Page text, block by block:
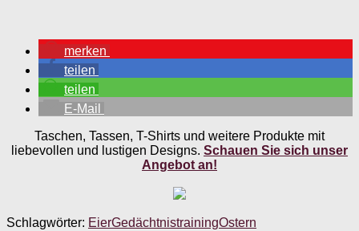
merken
teilen
teilen
E-Mail
Taschen, Tassen, T-Shirts und weitere Produkte mit
liebevollen und lustigen Designs. Schauen Sie sich unser
Angebot an!
Schlagwörter: EierGedächtnistrainingOstern